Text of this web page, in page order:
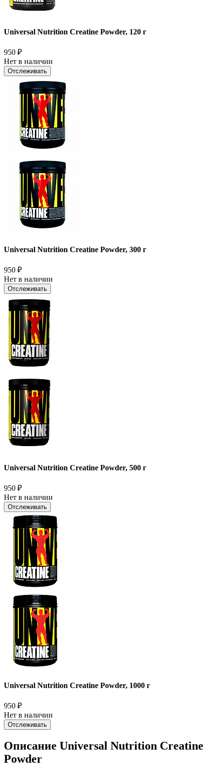
Universal Nutrition Creatine Powder, 120 г
950 ₽
Нет в наличии
Отслеживать
Universal Nutrition Creatine Powder, 300 г
950 ₽
Нет в наличии
Отслеживать
Universal Nutrition Creatine Powder, 500 г
950 ₽
Нет в наличии
Отслеживать
Universal Nutrition Creatine Powder, 1000 г
950 ₽
Нет в наличии
Отслеживать
Описание Universal Nutrition Creatine
Powder